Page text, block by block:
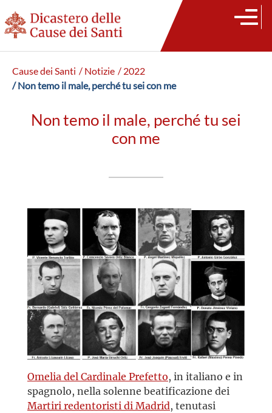
Cause dei Santi / Notizie / 2022
/ Non temo il male, perché tu sei con me
Non temo il male, perché tu sei
con me
Omelia del Cardinale Prefetto, in italiano e in
spagnolo, nella solenne beatificazione dei
Martiri redentoristi di Madrid, tenutasi